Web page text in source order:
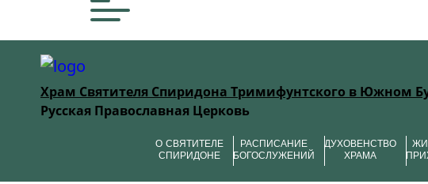
Храм Святителя Спиридона Тримифунтского в Южном
Русская Православная Церковь
О СВЯТИТЕЛЕ
СПИРИДОНЕ
РАСПИСАНИЕ
БОГОСЛУЖЕНИЙ
ДУХОВЕНСТВО
ХРАМА